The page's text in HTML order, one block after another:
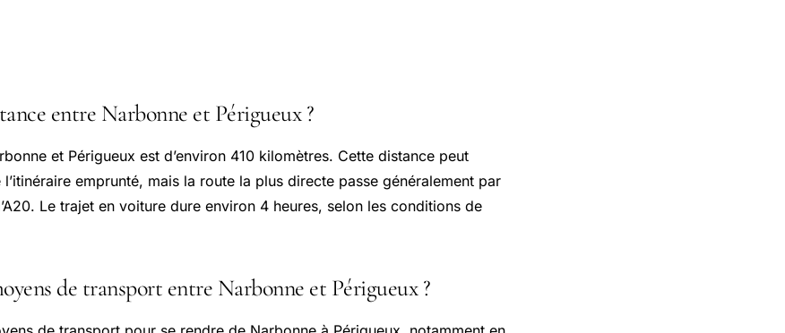
entre Narbonne et Périgueux ?
et Périgueux est d’environ 410 kilomètres. Cette distance peut
emprunté, mais la route la plus directe passe généralement par
Le trajet en voiture dure environ 4 heures, selon les conditions de
de transport entre Narbonne et Périgueux ?